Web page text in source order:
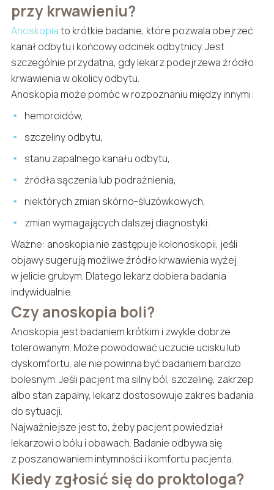
przy krwawieniu?
Anoskopiato krótkie badanie, które pozwala obejrzeć
kanał odbytu i końcowy odcinek odbytnicy. Jest
szczególnie przydatna, gdy lekarz podejrzewa źródło
krwawienia w okolicy odbytu.
Anoskopia może pomóc w rozpoznaniu między innymi:
hemoroidów,
szczeliny odbytu,
stanu zapalnego kanału odbytu,
źródła sączenia lub podrażnienia,
niektórych zmian skórno-śluzówkowych,
zmian wymagających dalszej diagnostyki.
Ważne: anoskopia nie zastępuje kolonoskopii, jeśli
objawy sugerują możliwe źródło krwawienia wyżej
w jelicie grubym. Dlatego lekarz dobiera badania
indywidualnie.
Czy anoskopia boli?
Anoskopia jest badaniem krótkim i zwykle dobrze
tolerowanym. Może powodować uczucie ucisku lub
dyskomfortu, ale nie powinna być badaniem bardzo
bolesnym. Jeśli pacjent ma silny ból, szczelinę, zakrzep
albo stan zapalny, lekarz dostosowuje zakres badania
do sytuacji.
Najważniejsze jest to, żeby pacjent powiedział
lekarzowi o bólu i obawach. Badanie odbywa się
z poszanowaniem intymności i komfortu pacjenta.
Kiedy zgłosić się do proktologa?